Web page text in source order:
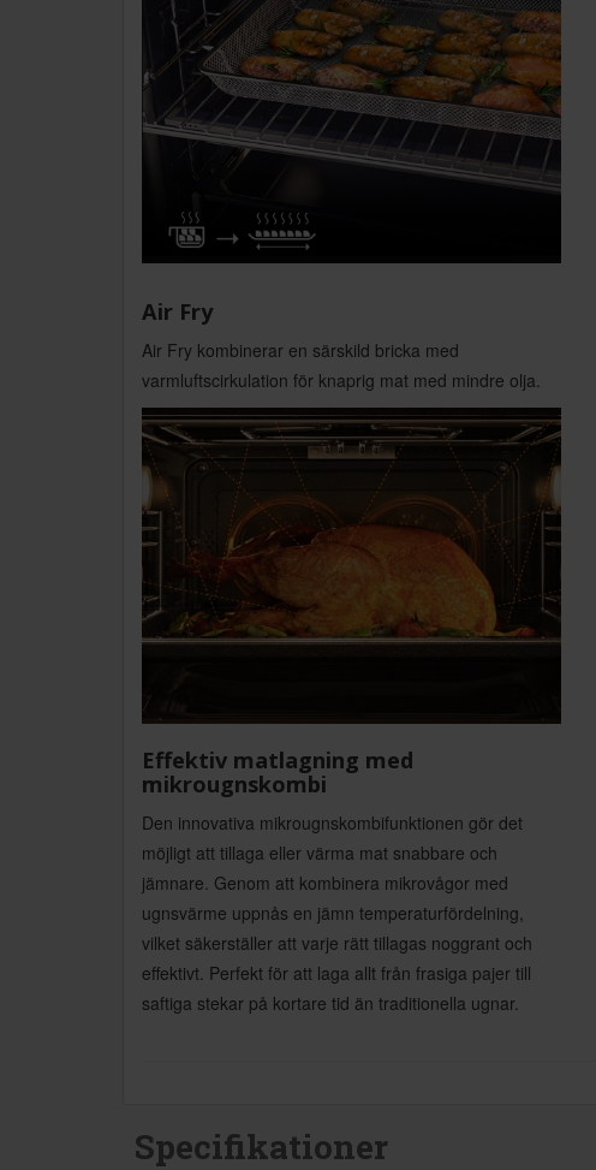
Air Fry
Air Fry kombinerar en särskild bricka med
varmluftscirkulation för knaprig mat med mindre olja.
Effektiv matlagning med
mikrougnskombi
Den innovativa mikrougnskombifunktionen gör det
möjligt att tillaga eller värma mat snabbare och
jämnare. Genom att kombinera mikrovågor med
ugnsvärme uppnås en jämn temperaturfördelning,
vilket säkerställer att varje rätt tillagas noggrant och
effektivt. Perfekt för att laga allt från frasiga pajer till
saftiga stekar på kortare tid än traditionella ugnar.
Specifikationer